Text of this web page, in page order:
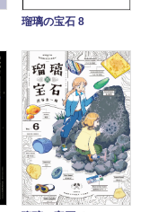
瑠璃の宝石 8